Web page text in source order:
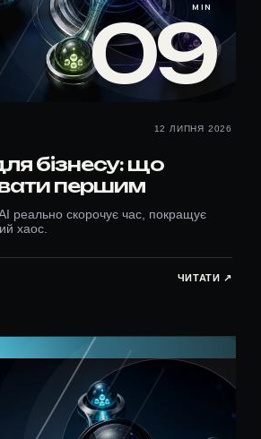
09
MIN
12 ЛИПНЯ 2026
бізнесу: що
першим
реально скорочує час, покращує
хаос.
ЧИТАТИ ↗︎